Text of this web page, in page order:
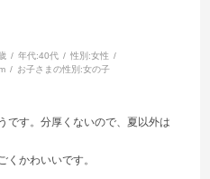
年代:40代 性別:女性
お子さまの性別:女の子
です。分厚くないので、夏以外は
くかわいいです。